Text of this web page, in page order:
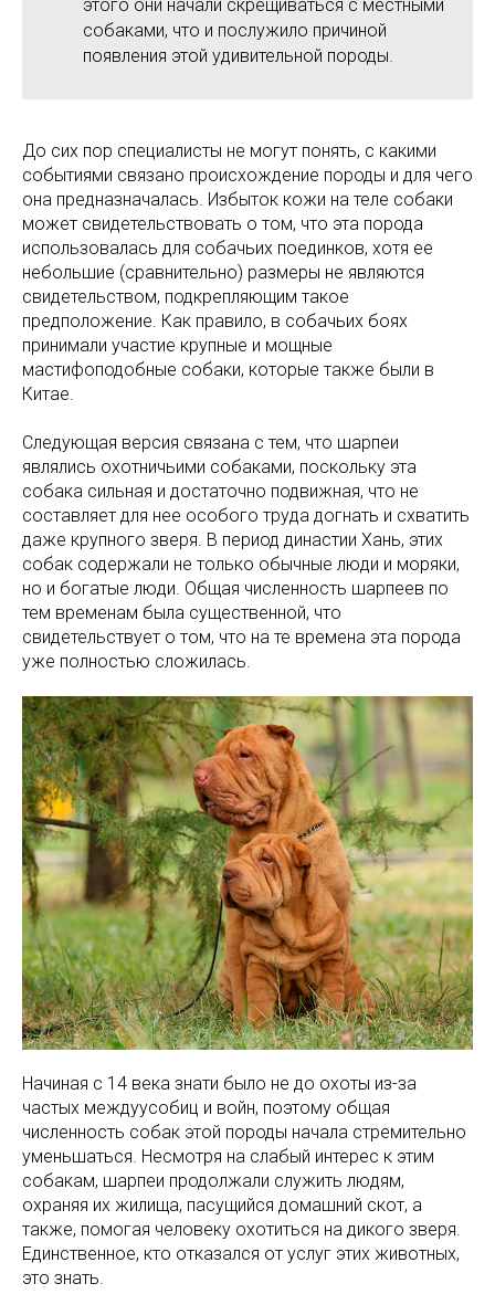
этого они начали скрещиваться с местными
собаками, что и послужило причиной
появления этой удивительной породы.
До сих пор специалисты не могут понять, с какими
событиями связано происхождение породы и для чего
она предназначалась. Избыток кожи на теле собаки
может свидетельствовать о том, что эта порода
использовалась для собачьих поединков, хотя ее
небольшие (сравнительно) размеры не являются
свидетельством, подкрепляющим такое
предположение. Как правило, в собачьих боях
принимали участие крупные и мощные
мастифоподобные собаки, которые также были в
Китае.
Следующая версия связана с тем, что шарпеи
являлись охотничьими собаками, поскольку эта
собака сильная и достаточно подвижная, что не
составляет для нее особого труда догнать и схватить
даже крупного зверя. В период династии Хань, этих
собак содержали не только обычные люди и моряки,
но и богатые люди. Общая численность шарпеев по
тем временам была существенной, что
свидетельствует о том, что на те времена эта порода
уже полностью сложилась.
Начиная с 14 века знати было не до охоты из-за
частых междуусобиц и войн, поэтому общая
численность собак этой породы начала стремительно
уменьшаться. Несмотря на слабый интерес к этим
собакам, шарпеи продолжали служить людям,
охраняя их жилища, пасущийся домашний скот, а
также, помогая человеку охотиться на дикого зверя.
Единственное, кто отказался от услуг этих животных,
это знать.